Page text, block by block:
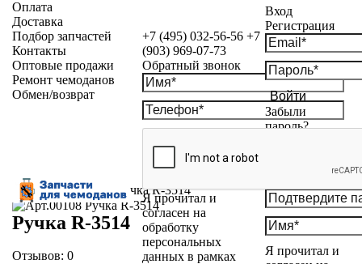
+7 (495) 032-56-56 +7
(903) 969-07-73
Обратный звонок
Я прочитал и
согласен на
обработку
персональных
данных в рамках
Вход
Регистрация
Войти
Забыли
пароль?
Я прочитал и
Оплата
Доставка
Подбор запчастей
Контакты
Оптовые продажи
Ремонт чемоданов
Обмен/возврат
Каталог»Ручки»Ручка R-3514
Ручка R-3514
Отзывов: 0